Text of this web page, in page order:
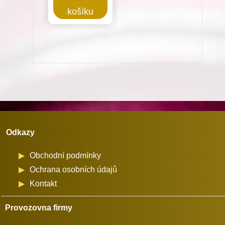
pro
košíku
Odkazy
Obchodní podmínky
Ochrana osobních údajů
Kontakt
Provozovna firmy